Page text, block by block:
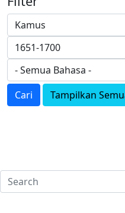
Cari Tampilkan